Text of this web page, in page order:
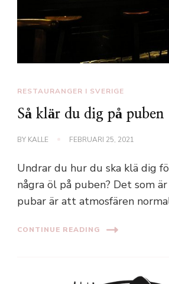
RESTAURANGER I SVERIGE
Så klär du dig på puben
BY KALLE FEBRUARI 25, 2021
Undrar du hur du ska klä dig
några öl på puben? Det som
pubar är att atmosfären
CONTINUE READING